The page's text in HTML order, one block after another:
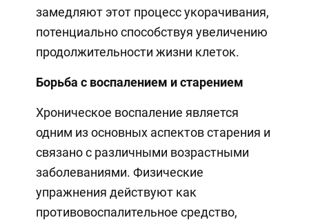
замедляют этот процесс укорачивания,
потенциально способствуя увеличению
продолжительности жизни клеток.
Борьба с воспалением и старением
Хроническое воспаление является
одним из основных аспектов старения и
связано с различными возрастными
заболеваниями. Физические
упражнения действуют как
противовоспалительное средство,